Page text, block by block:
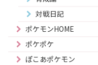
対戦日記
ポケモンHOME
ポケポケ
ぽこあポケモン